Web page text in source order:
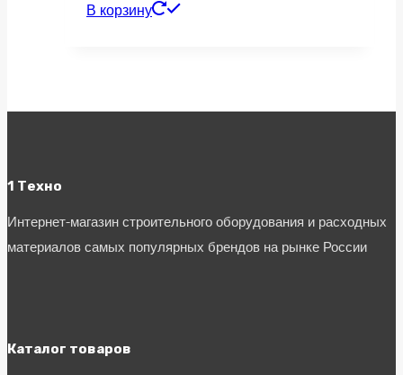
В корзину
1 Техно
Интернет-магазин строительного оборудования и расходных
материалов самых популярных брендов на рынке России
Каталог товаров